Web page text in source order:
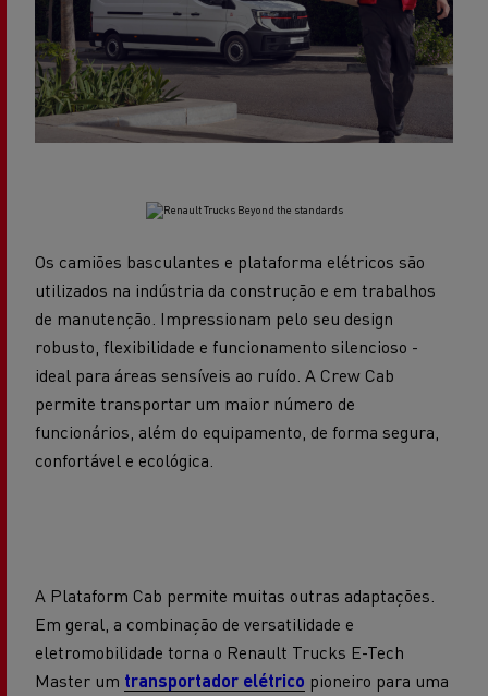
Os camiões basculantes e plataforma elétricos são
utilizados na indústria da construção e em trabalhos
de manutenção. Impressionam pelo seu design
robusto, flexibilidade e funcionamento silencioso -
ideal para áreas sensíveis ao ruído. A Crew Cab
permite transportar um maior número de
funcionários, além do equipamento, de forma segura,
confortável e ecológica.
A Plataform Cab permite muitas outras adaptações.
Em geral, a combinação de versatilidade e
eletromobilidade torna o Renault Trucks E-Tech
Master um transportador elétrico pioneiro para uma